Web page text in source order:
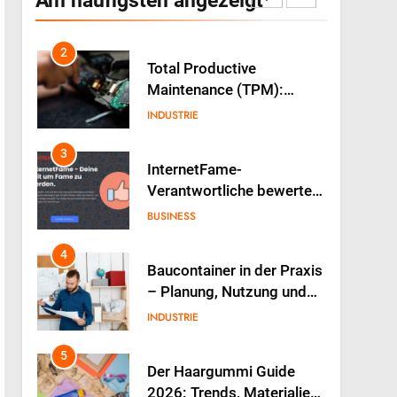
alimentaires peuvent
GESUNDHEIT
2
Total Productive
Maintenance (TPM):
Warum die Einbindung der
INDUSTRIE
3
InternetFame-
Verantwortliche bewerten
den rasanten Anstieg der
Unternehmen
BUSINESS
4
Baucontainer in der Praxis
– Planung, Nutzung und
typische Fehler
INDUSTRIE
5
Der Haargummi Guide
2026: Trends, Materialien